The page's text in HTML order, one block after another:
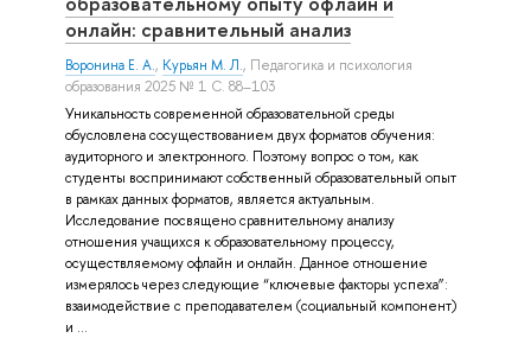
онлайн: сравнительный анализ
Воронина Е. А., Курьян М. Л., Педагогика и психология
образования 2025 № 1 С. 88–103
Уникальность современной образовательной среды
обусловлена сосуществованием двух форматов обучения:
аудиторного и электронного. Поэтому вопрос о том, как
студенты воспринимают собственный образовательный опыт
в рамках данных форматов, является актуальным.
Исследование посвящено сравнительному анализу
отношения учащихся к образовательному процессу,
осуществляемому офлайн и онлайн. Данное отношение
измерялось через следующие “ключевые факторы успеха”:
взаимодействие с преподавателем (социальный компонент)
и ...